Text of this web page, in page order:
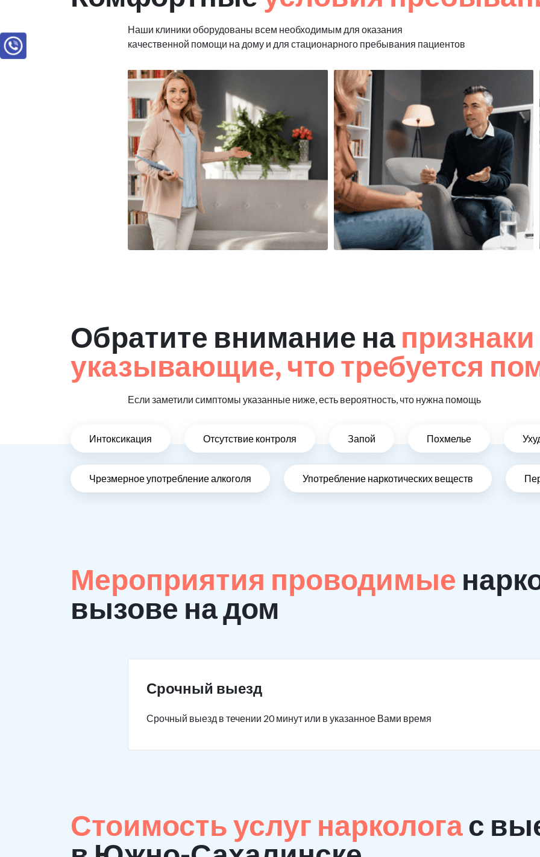
Наши клиники оборудованы всем необходимым для оказания
качественной помощи на дому и для стационарного пребывания пациентов
Обратите внимание на признаки
указывающие, что требуется
Если заметили симптомы указанные ниже, есть вероятность, что нужна помощь
Интоксикация Отсутствие контроля Запой Похмелье
Чрезмерное употребление алкоголя Употребление наркотических веществ
Мероприятия проводимые
вызове на дом
Срочный выезд
Срочный выезд в течении 20 минут или в указанное Вами время
Стоимость услуг наркологас